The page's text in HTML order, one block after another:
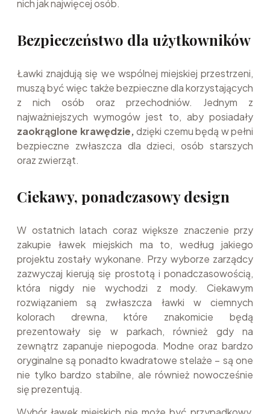
nich jak najwięcej osób.
Bezpieczeństwo dla użytkowników
Ławki znajdują się we wspólnej miejskiej przestrzeni,
muszą być więc także bezpieczne dla korzystających
z nich osób oraz przechodniów. Jednym z
najważniejszych wymogów jest to, aby posiadały
zaokrąglone krawędzie,dzięki czemu będą w pełni
bezpieczne zwłaszcza dla dzieci, osób starszych
oraz zwierząt.
Ciekawy, ponadczasowy design
W ostatnich latach coraz większe znaczenie przy
zakupie ławek miejskich ma to, według jakiego
projektu zostały wykonane. Przy wyborze zarządcy
zazwyczaj kierują się prostotą i ponadczasowością,
która nigdy nie wychodzi z mody. Ciekawym
rozwiązaniem są zwłaszcza ławki w ciemnych
kolorach drewna, które znakomicie będą
prezentowały się w parkach, również gdy na
zewnątrz zapanuje niepogoda. Modne oraz bardzo
oryginalne są ponadto kwadratowe stelaże – są one
nie tylko bardzo stabilne, ale również nowocześnie
się prezentują.